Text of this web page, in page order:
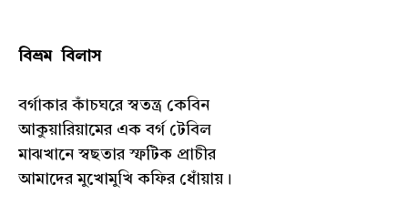
বিভ্রম বিলাস
বর্গাকার কাঁচঘরে স্বতন্ত্র কেবিন
আকুয়ারিয়ামের এক বর্গ টেবিল
মাঝখানে স্বছতার স্ফটিক প্রাচীর
আমাদের মুখোমুখি কফির ধোঁয়ায়।